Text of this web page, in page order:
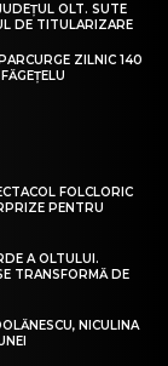
OLT. SUTE
DE TITULARIZARE
ZILNIC 140
FOLCLORIC
PENTRU
A OLTULUI.
TRANSFORMĂ DE
NICULINA